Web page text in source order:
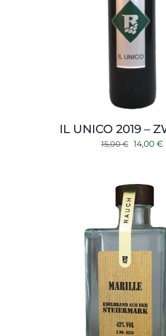
IL UNICO 2019 –
15,00€
15,00 €
14,00 €